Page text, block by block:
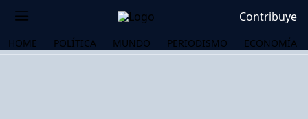
Contribuye
HOME POLÍTICA MUNDO PERIODISMO ECONOMÍA